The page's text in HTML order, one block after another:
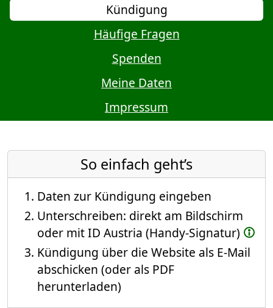
Kündigung
Häufige Fragen
Spenden
Meine Daten
Impressum
So einfach geht’s
Daten zur Kündigung eingeben
Unterschreiben: direkt am Bildschirm
oder mit ID Austria (Handy-Signatur)
Kündigung über die Website als E-Mail
abschicken (oder als PDF
herunterladen)